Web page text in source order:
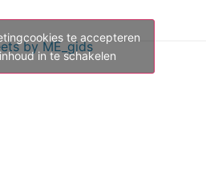
by ME_gids
te accepteren
in te schakelen